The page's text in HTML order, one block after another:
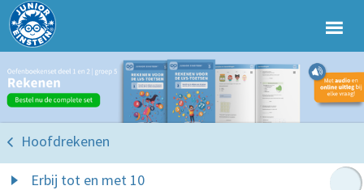
Hoofdrekenen
Erbij tot en met 10